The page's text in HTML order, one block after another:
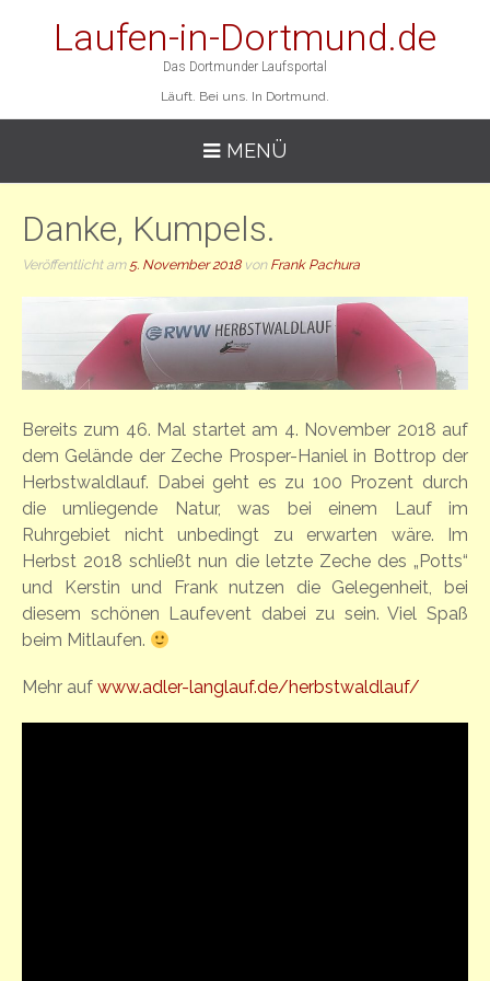
Laufen-in-Dortmund.de
Das Dortmunder Laufsportal
Läuft. Bei uns. In Dortmund.
MENÜ
Danke, Kumpels.
Veröffentlicht am 5. November 2018von Frank Pachura
Bereits zum 46. Mal startet am 4. November 2018 auf
dem Gelände der Zeche Prosper-Haniel in Bottrop der
Herbstwaldlauf. Dabei geht es zu 100 Prozent durch
die umliegende Natur, was bei einem Lauf im
Ruhrgebiet nicht unbedingt zu erwarten wäre. Im
Herbst 2018 schließt nun die letzte Zeche des „Potts“
und Kerstin und Frank nutzen die Gelegenheit, bei
diesem schönen Laufevent dabei zu sein. Viel Spaß
beim Mitlaufen.
Mehr auf www.adler-langlauf.de/herbstwaldlauf/